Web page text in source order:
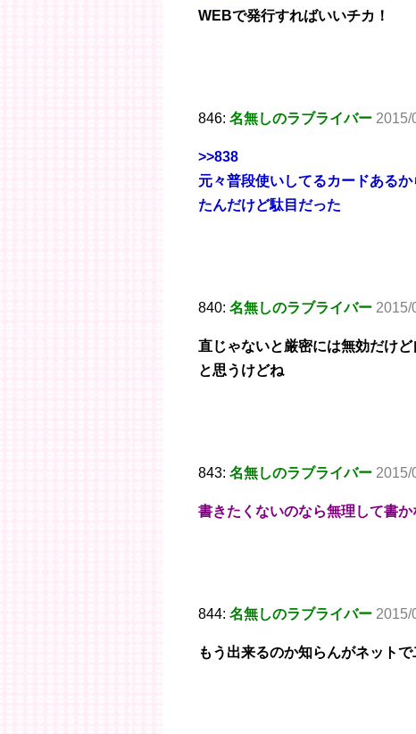
WEBで発行すればいいチカ！
846: 名無しのラブライバー 2015/
>>838
元々普段使いしてるカードある
たんだけど駄目だった
840: 名無しのラブライバー 2015/
直じゃないと厳密には無効だけ
と思うけどね
843: 名無しのラブライバー 2015/
書きたくないのなら無理して書か
844: 名無しのラブライバー 2015/
もう出来るのか知らんがネット